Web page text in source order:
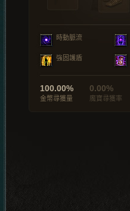
時動脈流
強固護盾
100.00%
金幣尋獲量
0.00%
魔寶尋獲率